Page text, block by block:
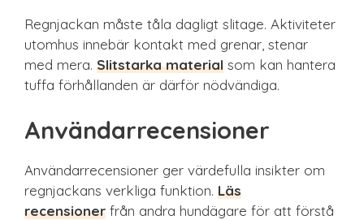
Regnjackan måste tåla dagligt slitage. Aktiviteter
utomhus innebär kontakt med grenar, stenar
med mera. Slitstarka material som kan hantera
tuffa förhållanden är därför nödvändiga.
Användarrecensioner
Användarrecensioner ger värdefulla insikter om
regnjackans verkliga funktion. Läs
recensioner från andra hundägare för att förstå